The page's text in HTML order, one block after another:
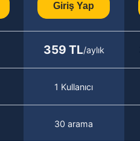
Giriş Yap
359 TL/aylık
1 Kullanıcı
30 arama